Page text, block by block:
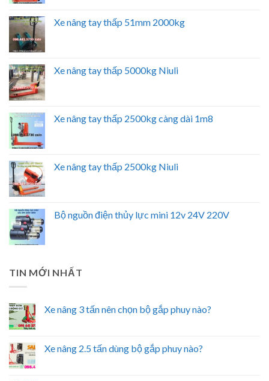
Xe nâng tay thấp 51mm 2000kg
Xe nâng tay thấp 5000kg Niuli
Xe nâng tay thấp 2500kg càng dài 1m8
Xe nâng tay thấp 2500kg Niuli
Bộ nguồn điện thủy lực mini 12v 24V 220V
TIN MỚI NHẤT
Xe nâng 3 tấn nên chọn bộ gắp phuy nào?
Xe nâng 2.5 tấn dùng bộ gắp phuy nào?